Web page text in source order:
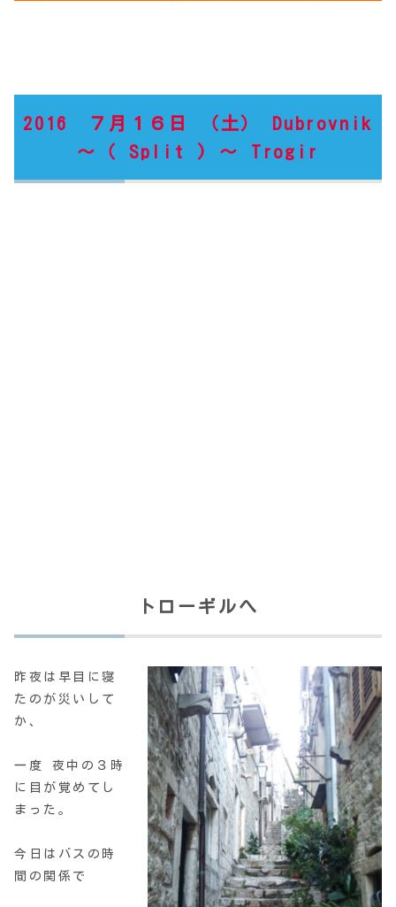
2016 ７月１６日 （土） Dubrovnik
～（ Split ) ～ Trogir
トローギルへ
昨夜は早目に寝
たのが災いして
か、
一度 夜中の３時
に目が覚めてし
まった。
今日はバスの時
間の関係で